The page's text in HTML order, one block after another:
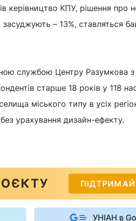
керівництво КПУ, рішення про
– 13%, ставляться
службою Центру Разумкова
старше 18 років у 118
міського типу в усіх
урахування дизайн-ефекту.
УНІАН в